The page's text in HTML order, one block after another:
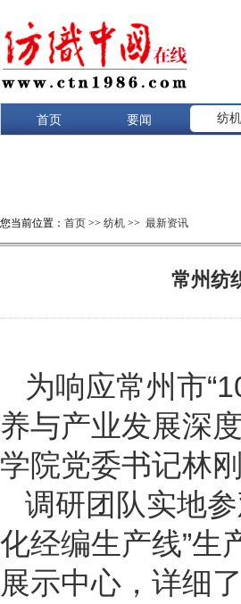
首页 要闻 纺机
您当前位置： 首页 >> 纺机 >> 最新资讯
常州纺
为响应常州市
养与产业发展深
学院党委书记林
调研团队实地
化经编生产线”生
展示中心，详细